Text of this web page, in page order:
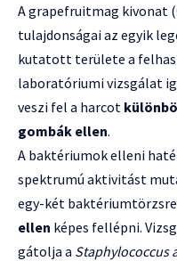
A grapefruitmag kivonat
tulajdonságai az egyik
kutatott területe a
laboratóriumi vizsgálat
veszi fel a harcot
gombák ellen.
A baktériumok elleni
spektrumú aktivitást
egy-két
ellen képes fellépni.
gátolja a Staphylococcus